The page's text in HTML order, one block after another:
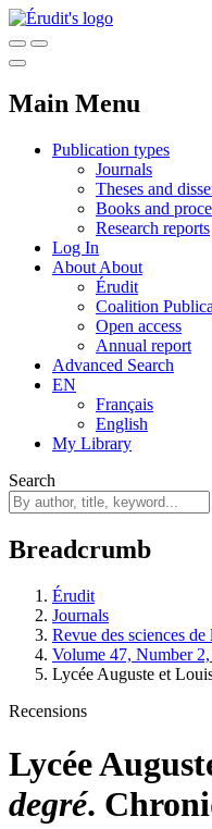
Main Menu
Publication types
Journals
Theses and
Books and
Research reports
Log In
About About
Érudit
Coalition Publica
Open access
Annual report
Advanced Search
EN
Français
English
My Library
Search
Breadcrumb
Érudit
Journals
Revue des sciences de
Volume 47, Number
Lycée Auguste et
Recensions
Lycée
degré.